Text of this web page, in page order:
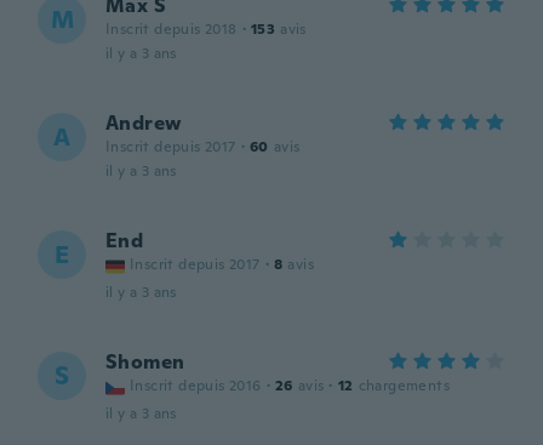
M Max S
Inscrit depuis 2018 · 153 avis
il y a 3 ans
A Andrew
Inscrit depuis 2017 · 60 avis
il y a 3 ans
E End
Inscrit depuis 2017 · 8 avis
il y a 3 ans
S Shomen
Inscrit depuis 2016 · 26 avis · 12 chargements
il y a 3 ans